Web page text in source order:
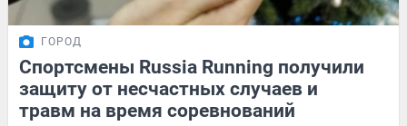
ГОРОД
Спортсмены Russia Running получили
защиту от несчастных случаев и
травм на время соревнований